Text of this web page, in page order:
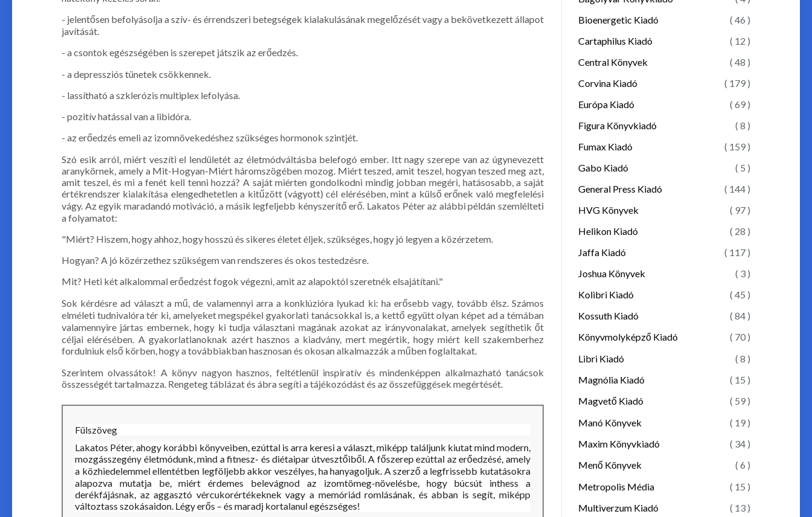
- jelentősen befolyásolja a szív- és érrendszeri betegségek kialakulásának megelőzését vagy a bekövetkezett állapot
javítását.
- a csontok egészségében is szerepet játszik az erőedzés.
- a depressziós tünetek csökkennek.
- lassítható a szklerózis multiplex lefolyása.
- pozitív hatással van a libidóra.
- az erőedzés emeli az izomnövekedéshez szükséges hormonok szintjét.
Szó esik arról, miért veszíti el lendületét az életmódváltásba belefogó ember. Itt nagy szerepe van az úgynevezett
aranykörnek, amely a Mit-Hogyan-Miért háromszögében mozog. Miért teszed, amit teszel, hogyan teszed meg azt,
amit teszel, és mi a fenét kell tenni hozzá? A saját miérten gondolkodni mindig jobban megéri, hatásosabb, a saját
értékrendszer kialakítása elengedhetetlen a kitűzött (vágyott) cél elérésében, mint a külső erőnek való megfelelési
vágy. Az egyik maradandó motiváció, a másik legfeljebb kényszerítő erő. Lakatos Péter az alábbi példán szemlélteti
a folyamatot:
"Miért? Hiszem, hogy ahhoz, hogy hosszú és sikeres életet éljek, szükséges, hogy jó legyen a közérzetem.
Hogyan? A jó közérzethez szükségem van rendszeres és okos testedzésre.
Mit? Heti két alkalommal erőedzést fogok végezni, amit az alapoktól szeretnék elsajátítani."
Sok kérdésre ad választ a mű, de valamennyi arra a konklúzióra lyukad ki: ha erősebb vagy, tovább élsz. Számos
elméleti tudnivalóra tér ki, amelyeket megspékel gyakorlati tanácsokkal is, a kettő együtt olyan képet ad a témában
valamennyire jártas embernek, hogy ki tudja választani magának azokat az irányvonalakat, amelyek segíthetik őt
céljai elérésében. A gyakorlatlanoknak azért hasznos a kiadvány, mert megértik, hogy miért kell szakemberhez
fordulniuk első körben, hogy a továbbiakban hasznosan és okosan alkalmazzák a műben foglaltakat.
Szerintem olvassátok! A könyv nagyon hasznos, feltétlenül inspiratív és mindenképpen alkalmazható tanácsok
összességét tartalmazza. Rengeteg táblázat és ábra segíti a tájékozódást és az összefüggések megértését.
Fülszöveg
Lakatos ​Péter, ahogy korábbi könyveiben, ezúttal is arra keresi a választ, miképp találjunk kiutat mind modern,
mozgásszegény életmódunk, mind a fitnesz- és diétaipar útvesztőiből. A főszerep ezúttal az erőedzésé, amely
a közhiedelemmel ellentétben legföljebb akkor veszélyes, ha hanyagoljuk. A szerző a legfrissebb kutatásokra
alapozva mutatja be, miért érdemes belevágnod az izomtömeg-növelésbe, hogy búcsút inthess a
derékfájásnak, az aggasztó vércukorértékeknek vagy a memóriád romlásának, és abban is segít, miképp
változtass szokásaidon. Légy erős – és maradj kortalanul egészséges!
Bioenergetic Kiadó
( 46 )
Cartaphilus Kiadó
( 12 )
Central Könyvek
( 48 )
Corvina Kiadó
( 179 )
Európa Kiadó
( 69 )
Figura Könyvkiadó
( 8 )
Fumax Kiadó
( 159 )
Gabo Kiadó
( 5 )
General Press Kiadó
( 144 )
HVG Könyvek
( 97 )
Helikon Kiadó
( 28 )
Jaffa Kiadó
( 117 )
Joshua Könyvek
( 3 )
Kolibri Kiadó
( 45 )
Kossuth Kiadó
( 84 )
Könyvmolyképző Kiadó
( 70 )
Libri Kiadó
( 8 )
Magnólia Kiadó
( 15 )
Magvető Kiadó
( 59 )
Manó Könyvek
( 19 )
Maxim Könyvkiadó
( 34 )
Menő Könyvek
( 6 )
Metropolis Média
( 15 )
Multiverzum Kiadó
( 13 )